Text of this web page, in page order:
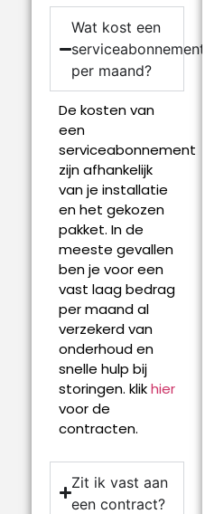
Wat kost een
serviceabonnement
per maand?
De kosten van
een
serviceabonnement
zijn afhankelijk
van je installatie
en het gekozen
pakket. In de
meeste gevallen
ben je voor een
vast laag bedrag
per maand al
verzekerd van
onderhoud en
snelle hulp bij
storingen. klikhier
voor de
contracten.
Zit ik vast aan
een contract?